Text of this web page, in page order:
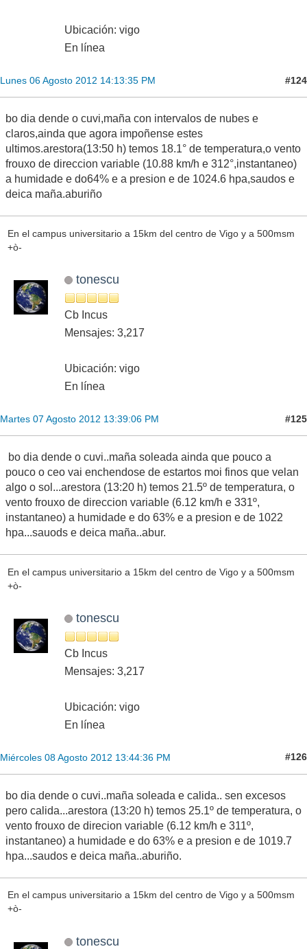
Ubicación: vigo
En línea
Lunes 06 Agosto 2012 14:13:35 PM #124
bo dia dende o cuvi,maña con intervalos de nubes e
claros,ainda que agora impoñense estes
ultimos.arestora(13:50 h) temos 18.1° de temperatura,o vento
frouxo de direccion variable (10.88 km/h e 312°,instantaneo)
a humidade e do64% e a presion e de 1024.6 hpa,saudos e
deica maña.aburiño
En el campus universitario a 15km del centro de Vigo y a 500msm
+ò-
tonescu
Cb Incus
Mensajes: 3,217
Ubicación: vigo
En línea
Martes 07 Agosto 2012 13:39:06 PM #125
bo dia dende o cuvi..maña soleada ainda que pouco a
pouco o ceo vai enchendose de estartos moi finos que velan
algo o sol...arestora (13:20 h) temos 21.5º de temperatura, o
vento frouxo de direccion variable (6.12 km/h e 331º,
instantaneo) a humidade e do 63% e a presion e de 1022
hpa...sauods e deica maña..abur.
En el campus universitario a 15km del centro de Vigo y a 500msm
+ò-
tonescu
Cb Incus
Mensajes: 3,217
Ubicación: vigo
En línea
Miércoles 08 Agosto 2012 13:44:36 PM #126
bo dia dende o cuvi..maña soleada e calida.. sen excesos
pero calida...arestora (13:20 h) temos 25.1º de temperatura, o
vento frouxo de direcion variable (6.12 km/h e 311º,
instantaneo) a humidade e do 63% e a presion e de 1019.7
hpa...saudos e deica maña..aburiño.
En el campus universitario a 15km del centro de Vigo y a 500msm
+ò-
tonescu